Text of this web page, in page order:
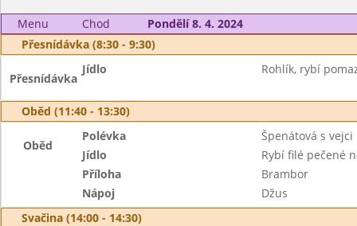
Menu Chod
Pondělí 8. 4. 2024
Přesnídávka (8:30 - 9:30)
Přesnídávka
Jídlo Rohlík, rybí
Oběd (11:40 - 13:30)
Oběd
Polévka
Špenátová s vejci
Jídlo
Rybí filé pečené
Příloha
Brambor
Nápoj
Džus
Svačina (14:00 - 14:30)